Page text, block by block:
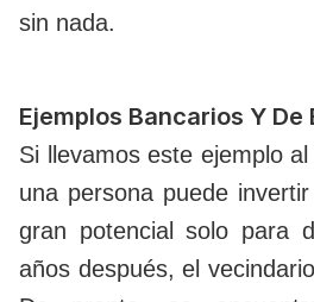
sin nada.
Ejemplos Bancarios Y De
Si llevamos este ejemplo
una persona puede
gran potencial solo para
años después, el